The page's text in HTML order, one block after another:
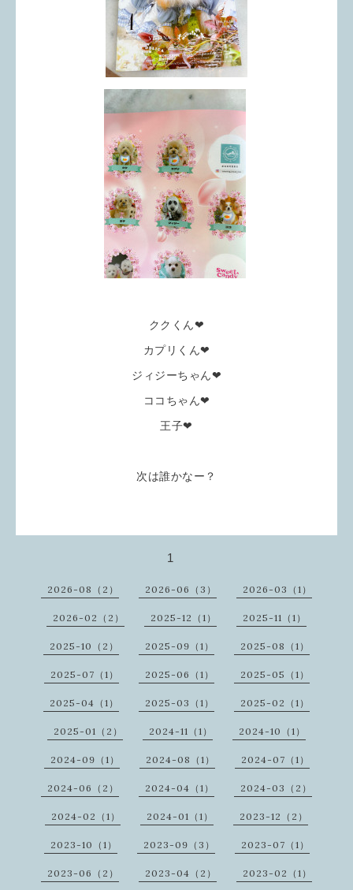
ククくん❤
カプリくん❤
ジィジーちゃん❤
ココちゃん❤
王子❤
次は誰かなー？
1
2026-08（2） 2026-06（3） 2026-03（1）
2026-02（2） 2025-12（1） 2025-11（1）
2025-10（2） 2025-09（1） 2025-08（1）
2025-07（1） 2025-06（1） 2025-05（1）
2025-04（1） 2025-03（1） 2025-02（1）
2025-01（2） 2024-11（1） 2024-10（1）
2024-09（1） 2024-08（1） 2024-07（1）
2024-06（2） 2024-04（1） 2024-03（2）
2024-02（1） 2024-01（1） 2023-12（2）
2023-10（1） 2023-09（3） 2023-07（1）
2023-06（2） 2023-04（2） 2023-02（1）